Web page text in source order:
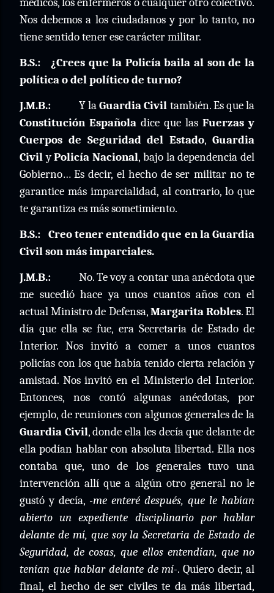
Nos debemos a los ciudadanos y por lo tanto, no
tiene sentido tener ese carácter militar.
B.S.:
¿Crees que la Policía baila al son de la
política o del político de turno?
J.M.B.:
Y laGuardia Civil también. Es que la
Constitución Española dice que las Fuerzas y
Cuerpos de Seguridad del Estado,Guardia
CivilyPolicía Nacional, bajo la dependencia del
Gobierno… Es decir, el hecho de ser militar no te
garantice más imparcialidad, al contrario, lo que
te garantiza es más sometimiento.
B.S.: Creo tener entendido que en la Guardia
Civil son más imparciales.
J.M.B.:
No. Te voy a contar una anécdota que
me sucedió hace ya unos cuantos años con el
actual Ministro de Defensa,Margarita Robles. El
día que ella se fue, era Secretaria de Estado de
Interior. Nos invitó a comer a unos cuantos
policías con los que había tenido cierta relación y
amistad. Nos invitó en el Ministerio del Interior.
Entonces, nos contó algunas anécdotas, por
ejemplo, de reuniones con algunos generales de la
Guardia Civil, donde ella les decía que delante de
ella podían hablar con absoluta libertad. Ella nos
contaba que, uno de los generales tuvo una
intervención allí que a algún otro general no le
gustó y decía, -me enteré después, que le habían
abierto un expediente disciplinario por hablar
delante de mí, que soy la Secretaria de Estado de
Seguridad, de cosas, que ellos entendían, que no
tenían que hablar delante de mí-. Quiero decir, al
final, el hecho de ser civiles te da más libertad,